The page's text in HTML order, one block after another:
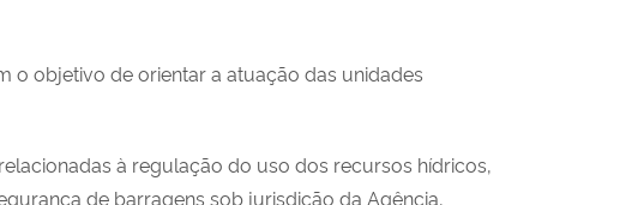
o objetivo de orientar a atuação das unidades
à regulação do uso dos recursos hídricos,
de barragens sob jurisdição da Agência,